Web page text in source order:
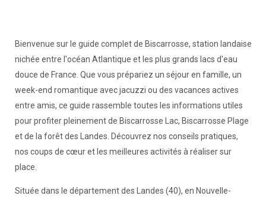
Bienvenue sur le guide complet de Biscarrosse, station landaise
nichée entre l'océan Atlantique et les plus grands lacs d'eau
douce de France. Que vous prépariez un séjour en famille, un
week-end romantique avec jacuzzi ou des vacances actives
entre amis, ce guide rassemble toutes les informations utiles
pour profiter pleinement de Biscarrosse Lac, Biscarrosse Plage
et de la forêt des Landes. Découvrez nos conseils pratiques,
nos coups de cœur et les meilleures activités à réaliser sur
place.
Située dans le département des Landes (40), en Nouvelle-